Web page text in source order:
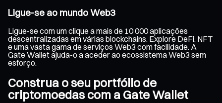
Ligue-se ao mundo Web3
Ligue-se com um clique a mais de 10 000 aplicações
descentralizadas em várias blockchains. Explore DeFi, NFT
e uma vasta gama de serviços Web3 com facilidade. A
Gate Wallet ajuda-o a aceder ao ecossistema Web3 sem
esforço.
Construa o seu portfólio de
criptomoedas com a Gate Wallet